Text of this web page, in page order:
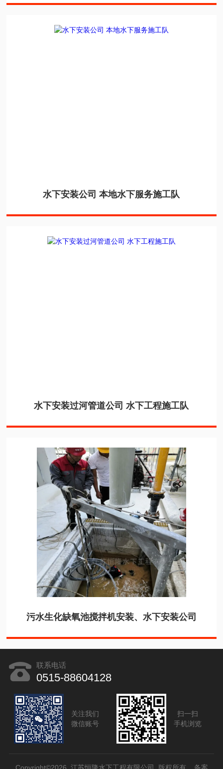
水下安装公司 本地水下服务施工队
水下安装过河管道公司 水下工程施工队
污水生化缺氧池搅拌机安装、水下安装公司
联系电话
0515-88604128
关注我们
微信账号
扫一扫
手机浏览